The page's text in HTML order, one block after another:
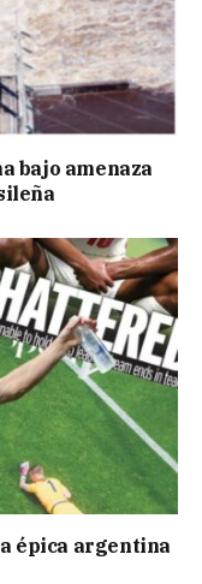
bajo amenaza
épica argentina